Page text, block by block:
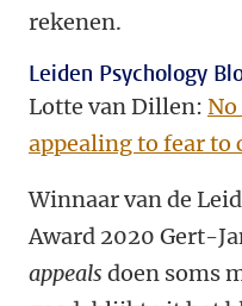
rekenen.
Leiden Psychology
Lotte van Dillen: No
appealing to fear to
Winnaar van de
Award 2020 Gert-
appeals doen soms